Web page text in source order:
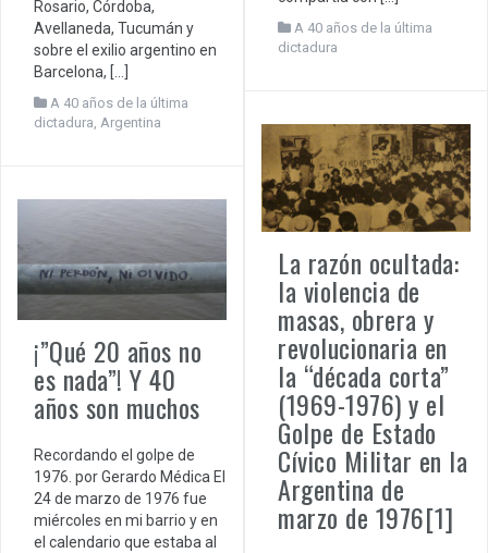
A 40 años de la última
dictadura
Rosario, Córdoba,
Avellaneda, Tucumán y
sobre el exilio argentino en
Barcelona, […]
A 40 años de la última
dictadura Argentina
La razón ocultada:
la violencia de
masas, obrera y
revolucionaria en
la “década corta”
(1969-1976) y el
Golpe de Estado
Cívico Militar en la
Argentina de
marzo de 1976[1]
¡”Qué 20 años no
es nada”! Y 40
años son muchos
Recordando el golpe de
1976. por Gerardo Médica El
24 de marzo de 1976 fue
miércoles en mi barrio y en
el calendario que estaba al